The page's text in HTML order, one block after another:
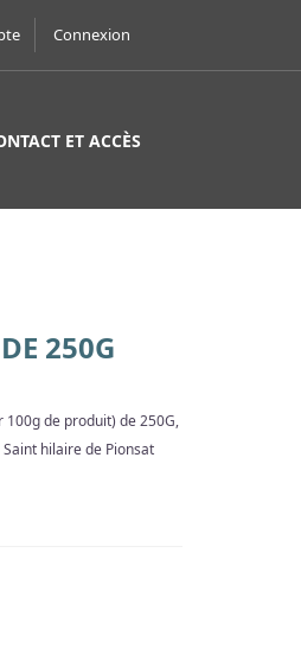
Connexion
ET ACCÈS
250G
de produit) de 250G,
hilaire de Pionsat